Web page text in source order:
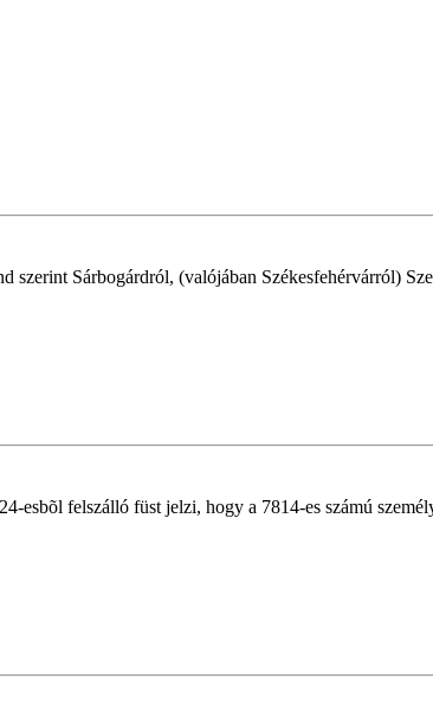
szerint Sárbogárdról, (valójában Székesfehérvárról)
esbõl felszálló füst jelzi, hogy a 7814-es számú